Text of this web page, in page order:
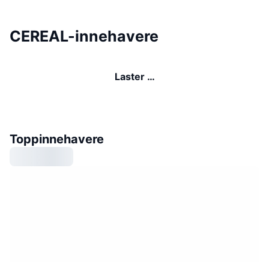
CEREAL-innehavere
Laster …
Toppinnehavere